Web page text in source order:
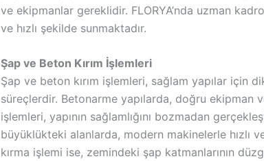
ve ekipmanlar gereklidir. FLORYA’nda uzman
ve hızlı şekilde sunmaktadır.
Şap ve Beton Kırım İşlemleri
Şap ve beton kırım işlemleri, sağlam yapılar için
süreçlerdir. Betonarme yapılarda, doğru ekipman
işlemleri, yapının sağlamlığını bozmadan
büyüklükteki alanlarda, modern makinelerle hızlı
kırma işlemi ise, zemindeki şap katmanlarının